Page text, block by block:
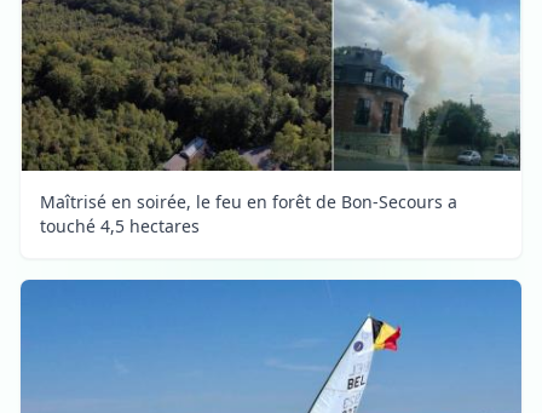
Maîtrisé en soirée, le feu en forêt de Bon-Secours a
touché 4,5 hectares